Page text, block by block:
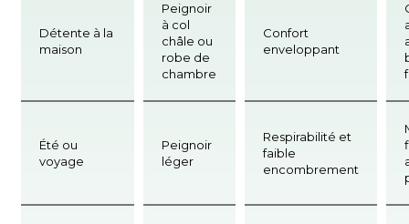
Détente à la
maison
Peignoir
à col
châle ou
robe de
chambre
Confort
enveloppant
Été ou
voyage
Peignoir
léger
Respirabilité et
faible
encombrement